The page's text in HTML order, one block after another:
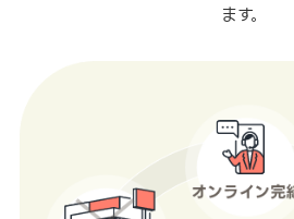
ます。